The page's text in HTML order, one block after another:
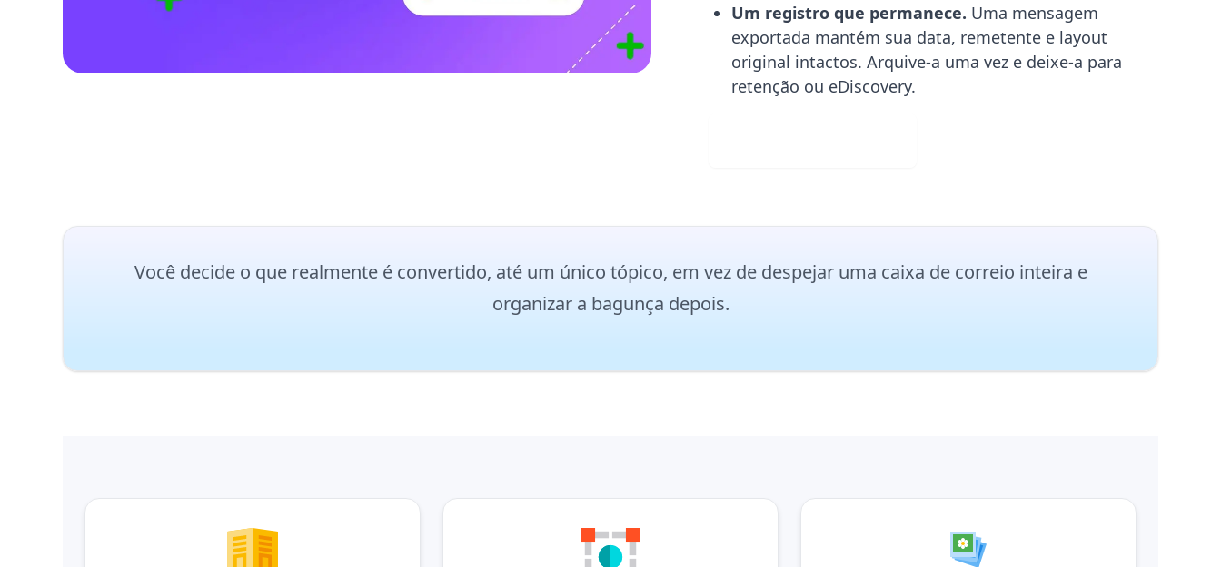
Um registro que permanece. Uma mensagem
exportada mantém sua data, remetente e layout
original intactos. Arquive-a uma vez e deixe-a para
retenção ou eDiscovery.
Você decide o que realmente é convertido, até um único tópico, em vez de despejar uma caixa de correio inteira e
organizar a bagunça depois.